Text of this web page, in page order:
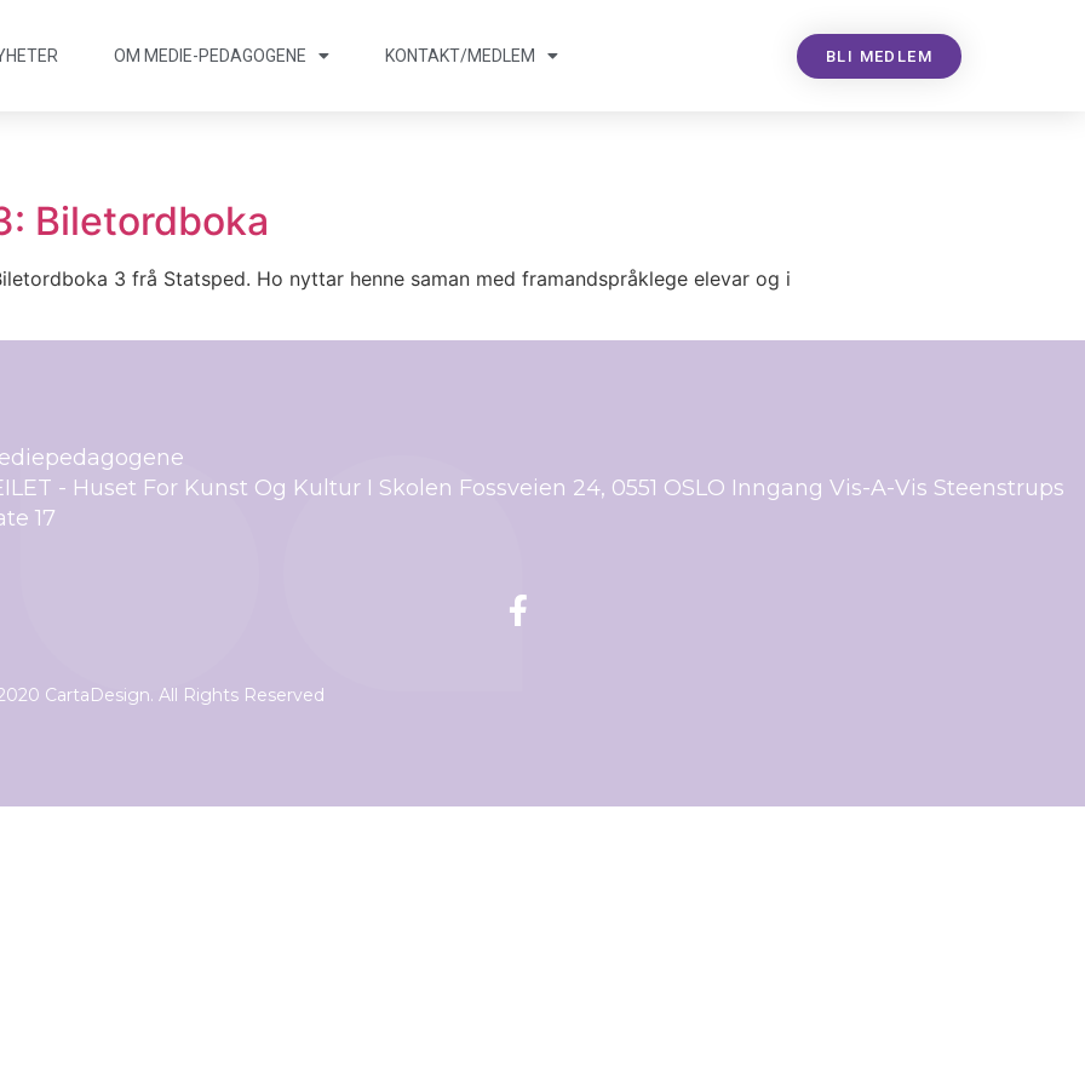
OM MEDIE-PEDAGOGENE KONTAKT/MEDLEM BLI MEDLEM
Biletordboka
3 frå Statsped. Ho nyttar henne saman med framandspråklege elevar og i
- Huset For Kunst Og Kultur I Skolen Fossveien 24, 0551 OSLO Inngang Vis-A-Vis Steenstrups
17
CartaDesign. All Rights Reserved